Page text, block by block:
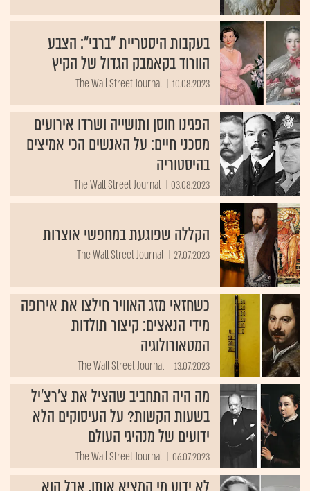
בעקבות היסטריית "ברבי": הצבע
הוורוד בקאמבק הגדול של הקיץ
10.08.2023
The Wall Street Journal
הפגינו חוסן ותושייה ושרדו אירועים
מסכני חיים: על האנשים הכי אמיצים
בהיסטוריה
03.08.2023
The Wall Street Journal
הקללה שפוגעת במחפשי אוצרות
27.07.2023
The Wall Street Journal
כשחזאי מזג האוויר חילצו את אירופה
מידי הנאצים: קיצור תולדות
המטאורולוגיה
13.07.2023
The Wall Street Journal
מה היה התחביב שהציל את צ'רצ'יל
בשעות הקשות? על העיסוקים הלא
ידועים של מנהיגי העולם
06.07.2023
The Wall Street Journal